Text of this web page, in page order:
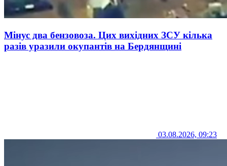
Мінус два бензовоза. Цих вихідних ЗСУ кілька
разів уразили окупантів на Бердянщині
03.08.2026, 09:23